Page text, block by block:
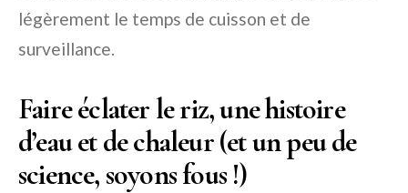
légèrement le temps de cuisson et de
surveillance.
Faire éclater le riz, une histoire
d’eau et de chaleur (et un peu de
science, soyons fous !)